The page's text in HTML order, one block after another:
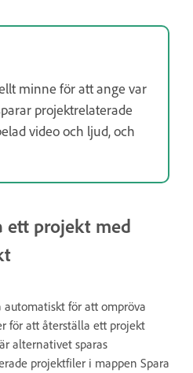
minne för att ange var
projektrelaterade
video och ljud, och
ett projekt med
för att ompröva
för att återställa ett projekt
alternativet sparas
projektfiler i mappen Spara